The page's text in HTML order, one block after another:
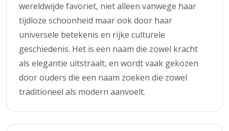
wereldwijde favoriet, niet alleen vanwege haar
tijdloze schoonheid maar ook door haar
universele betekenis en rijke culturele
geschiedenis. Het is een naam die zowel kracht
als elegantie uitstraalt, en wordt vaak gekozen
door ouders die een naam zoeken die zowel
traditioneel als modern aanvoelt.